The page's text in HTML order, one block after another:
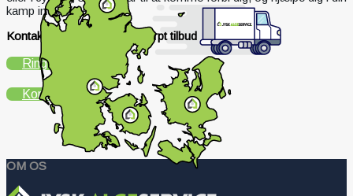
kamp imod algerne.
Kontakt os i dag og få et skarpt tilbud
Ring
Kontakt os
OM OS